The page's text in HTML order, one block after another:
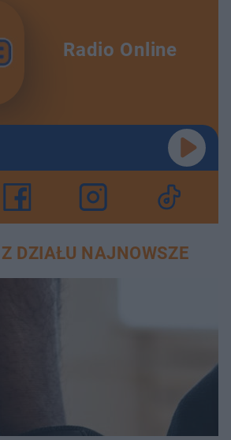
Radio Online
DZIAŁU NAJNOWSZE